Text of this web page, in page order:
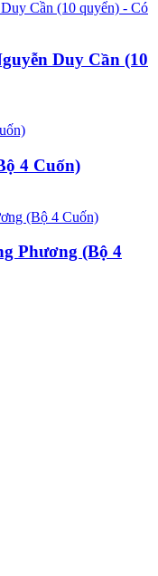
Duy Cần (10
4 Cuốn)
Phương (Bộ 4